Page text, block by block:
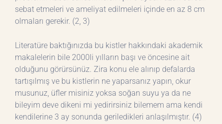
sebat etmeleri ve ameliyat edilmeleri içinde en az 8 cm
olmaları gerekir. (2, 3)
Literatüre baktığınızda bu kistler hakkındaki akademik
makalelerin bile 2000li yılların başı ve öncesine ait
olduğunu görürsünüz. Zira konu ele alınıp defalarda
tartışılmış ve bu kistlerin ne yaparsanız yapın, okur
musunuz, üfler misiniz yoksa soğan suyu ya da ne
bileyim deve dikeni mi yedirirsiniz bilemem ama kendi
kendilerine 3 ay sonunda geriledikleri anlaşılmıştır. (4)